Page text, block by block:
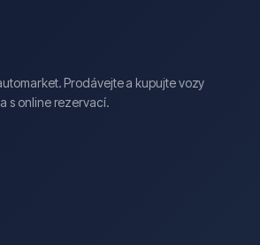
Prodávejte a kupujte vozy
s online rezervací.